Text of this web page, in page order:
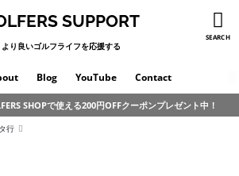
SEARCH
SUPPORT
より良いゴルフライフを応援する
Blog YouTube Contact
SHOPで使える200円OFFクーポンプレゼント中！
タ行